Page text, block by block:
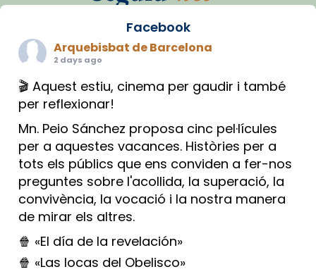
Facebook
Arquebisbat de Barcelona
2 days ago
🎬 Aquest estiu, cinema per gaudir i també
per reflexionar!
Mn. Peio Sánchez proposa cinc pel·lícules
per a aquestes vacances. Històries per a
tots els públics que ens conviden a fer-nos
preguntes sobre l'acollida, la superació, la
convivència, la vocació i la nostra manera
de mirar els altres.
🍿 «El día de la revelación»
🍿 «Las locas del Obelisco»